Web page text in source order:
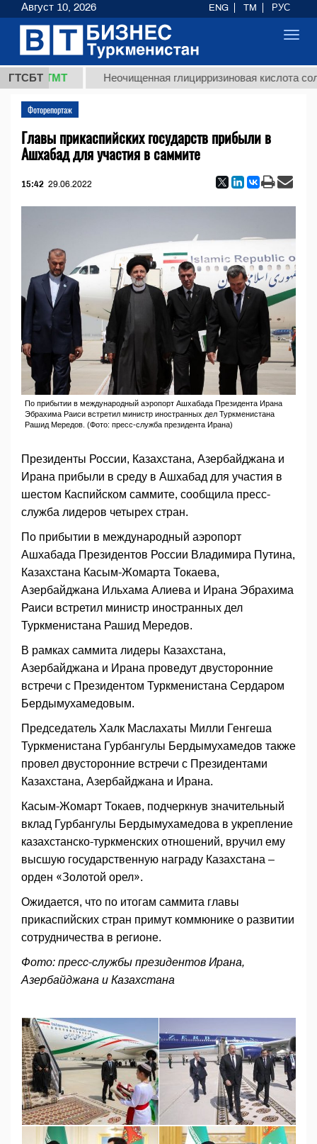
ГТСБТ
ТМТ Неочищенная глицирризиновая кислота
Фоторепортаж
Главы прикаспийских государств прибыли в
Ашхабад для участия в саммите
15:42 29.06.2022
По прибытии в международный аэропорт Ашхабада Президента Ирана
Эбрахима Раиси встретил министр иностранных дел Туркменистана
Рашид Мередов. (Фото: пресс-служба президента Ирана)
Президенты России, Казахстана, Азербайджана и
Ирана прибыли в среду в Ашхабад для участия в
шестом Каспийском саммите, сообщила пресс-
служба лидеров четырех стран.
По прибытии в международный аэропорт
Ашхабада Президентов России Владимира Путина,
Казахстана Касым-Жомарта Токаева,
Азербайджана Ильхама Алиева и Ирана Эбрахима
Раиси встретил министр иностранных дел
Туркменистана Рашид Мередов.
В рамках саммита лидеры Казахстана,
Азербайджана и Ирана проведут двусторонние
встречи с Президентом Туркменистана Сердаром
Бердымухамедовым.
Председатель Халк Маслахаты Милли Генгеша
Туркменистана Гурбангулы Бердымухамедов также
провел двусторонние встречи с Президентами
Казахстана, Азербайджана и Ирана.
Касым-Жомарт Токаев, подчеркнув значительный
вклад Гурбангулы Бердымухамедова в укрепление
казахстанско-туркменских отношений, вручил ему
высшую государственную награду Казахстана –
орден «Золотой орел».
Ожидается, что по итогам саммита главы
прикаспийских стран примут коммюнике о развитии
сотрудничества в регионе.
Фото: пресс-службы президентов Ирана,
Азербайджана и Казахстана
Август 10, 2026 ENG TM РУС